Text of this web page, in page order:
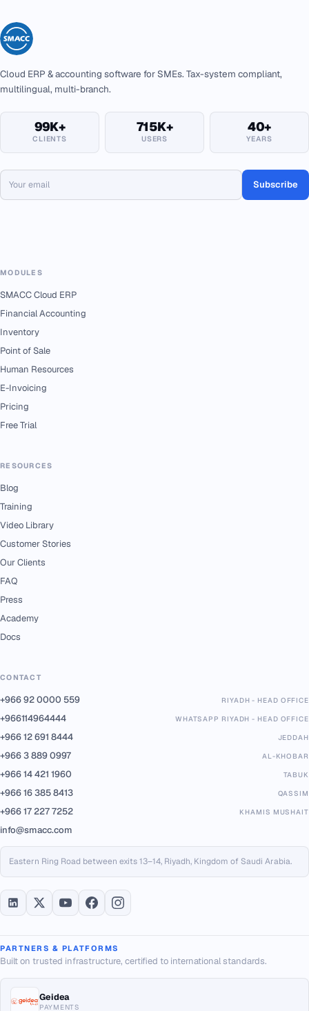
Cloud ERP & accounting software for SMEs. Tax-system compliant,
multilingual, multi-branch.
99K+
CLIENTS
715K+
USERS
40+
YEARS
Subscribe
MODULES
SMACC Cloud ERP
Financial Accounting
Inventory
Point of Sale
Human Resources
E-Invoicing
Pricing
Free Trial
RESOURCES
Blog
Training
Video Library
Customer Stories
Our Clients
FAQ
Press
Academy
Docs
CONTACT
+966 92 0000 559 RIYADH - HEAD OFFICE
+966114964444 WHATSAPP RIYADH - HEAD OFFICE
+966 12 691 8444 JEDDAH
+966 3 889 0997 AL-KHOBAR
+966 14 421 1960 TABUK
+966 16 385 8413 QASSIM
+966 17 227 7252 KHAMIS MUSHAIT
info@smacc.com
Eastern Ring Road between exits 13–14, Riyadh, Kingdom of Saudi Arabia.
PARTNERS & PLATFORMS
Built on trusted infrastructure, certified to international standards.
Geidea
PAYMENTS